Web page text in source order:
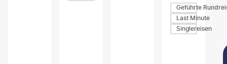
Geführte
Last Minute
Singlereisen